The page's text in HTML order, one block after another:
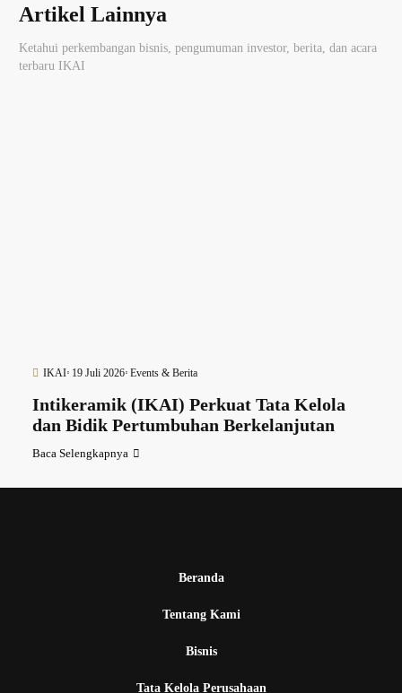
Artikel Lainnya
Ketahui perkembangan bisnis, pengumuman investor, berita, dan acara
terbaru IKAI
IKAI 19 Juli 2026 Events & Berita
Intikeramik (IKAI) Perkuat Tata Kelola
dan Bidik Pertumbuhan Berkelanjutan
Baca Selengkapnya
Beranda
Tentang Kami
Bisnis
Tata Kelola Perusahaan